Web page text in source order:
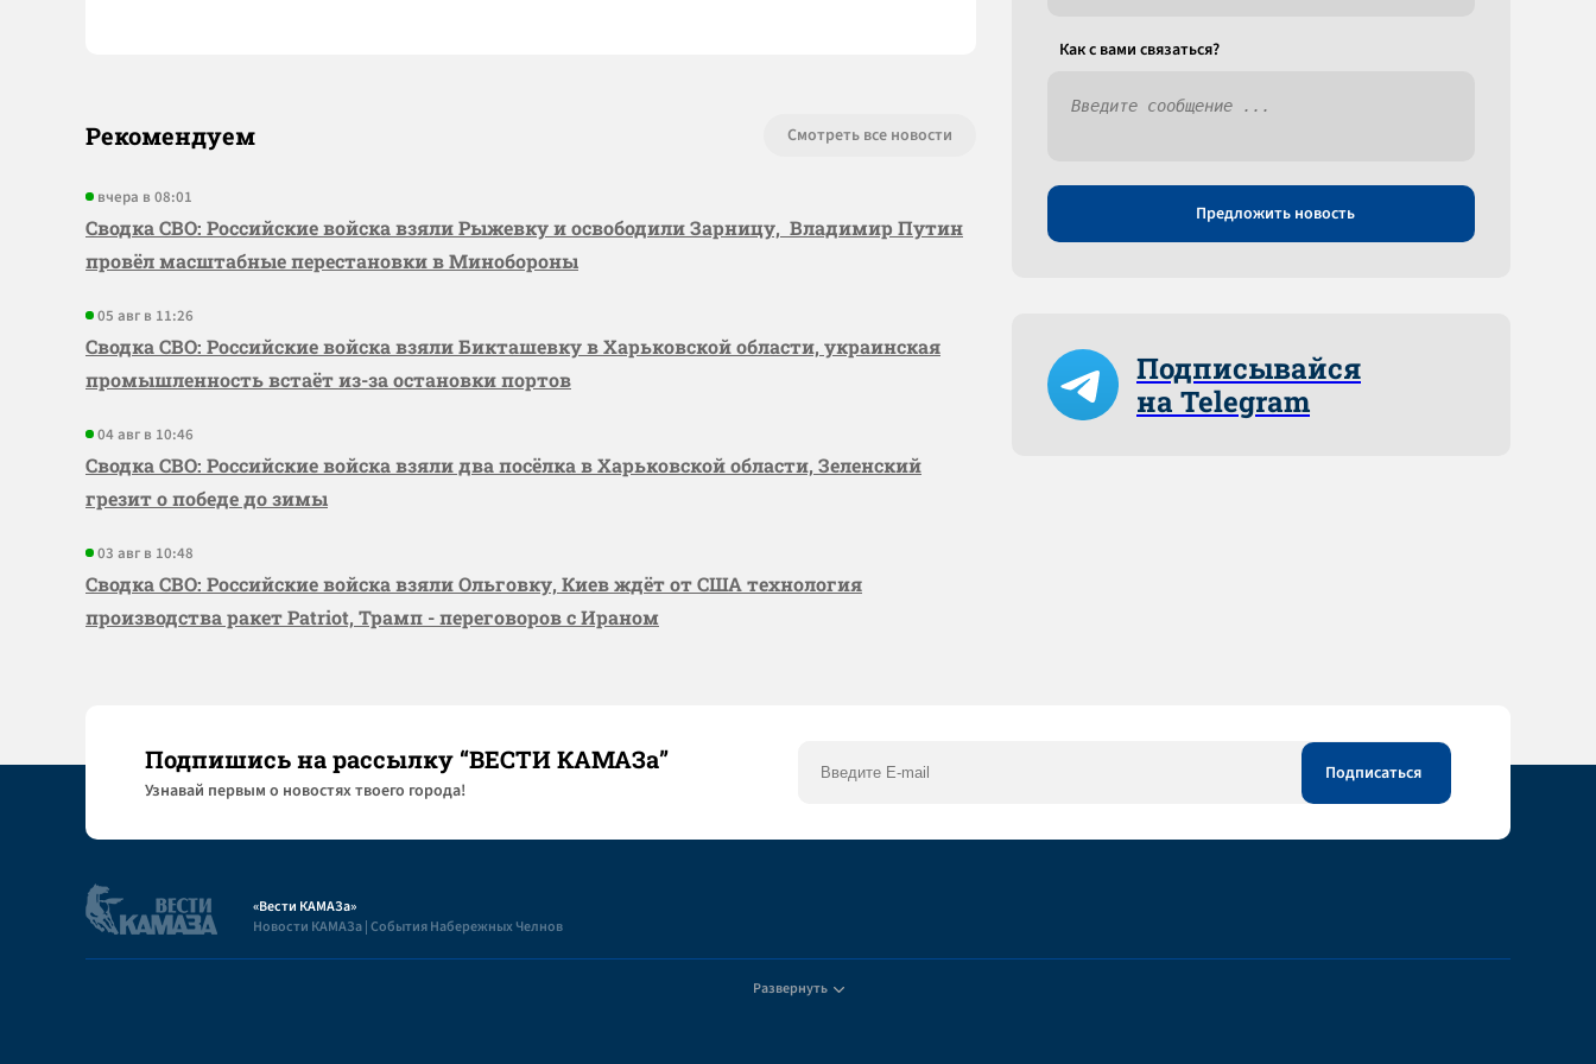
Рекомендуем Смотреть все новости
вчера в 08:01
Сводка СВО: Российские войска взяли Рыжевку и освободили Зарницу, Владимир Путин
провёл масштабные перестановки в Минобороны
05 авг в 11:26
Сводка СВО: Российские войска взяли Бикташевку в Харьковской области, украинская
промышленность встаёт из-за остановки портов
04 авг в 10:46
Сводка СВО: Российские войска взяли два посёлка в Харьковской области, Зеленский
грезит о победе до зимы
03 авг в 10:48
Сводка СВО: Российские войска взяли Ольговку, Киев ждёт от США технология
производства ракет Patriot, Трамп - переговоров с Ираном
Как c вами связаться?
Предложить новость
Подписывайся
на Telegram
Подпишись на рассылку “ВЕСТИ КАМАЗа”
Узнaвай первым о новостях твоего города!
«Вести КАМАЗа»
Новости КАМАЗа | События Набережных Челнов
Развернуть